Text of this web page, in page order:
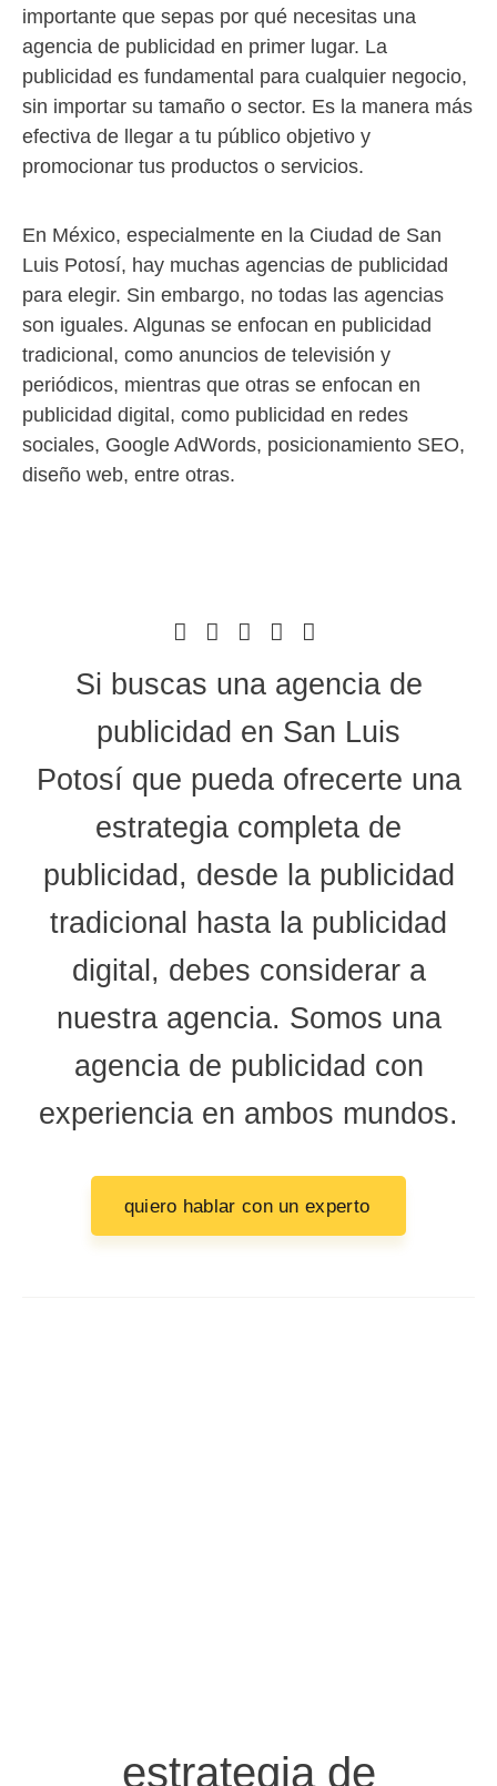
importante que sepas por qué necesitas una
agencia de publicidad en primer lugar. La
publicidad es fundamental para cualquier negocio,
sin importar su tamaño o sector. Es la manera más
efectiva de llegar a tu público objetivo y
promocionar tus productos o servicios.
En México, especialmente en la Ciudad de San
Luis Potosí, hay muchas agencias de publicidad
para elegir. Sin embargo, no todas las agencias
son iguales. Algunas se enfocan en publicidad
tradicional, como anuncios de televisión y
periódicos, mientras que otras se enfocan en
publicidad digital, como publicidad en redes
sociales, Google AdWords, posicionamiento SEO,
diseño web, entre otras.
Si buscas una agencia de
publicidad en San Luis
Potosí que pueda ofrecerte una
estrategia completa de
publicidad, desde la publicidad
tradicional hasta la publicidad
digital, debes considerar a
nuestra agencia. Somos una
agencia de publicidad con
experiencia en ambos mundos.
quiero hablar con un experto
estrategia de